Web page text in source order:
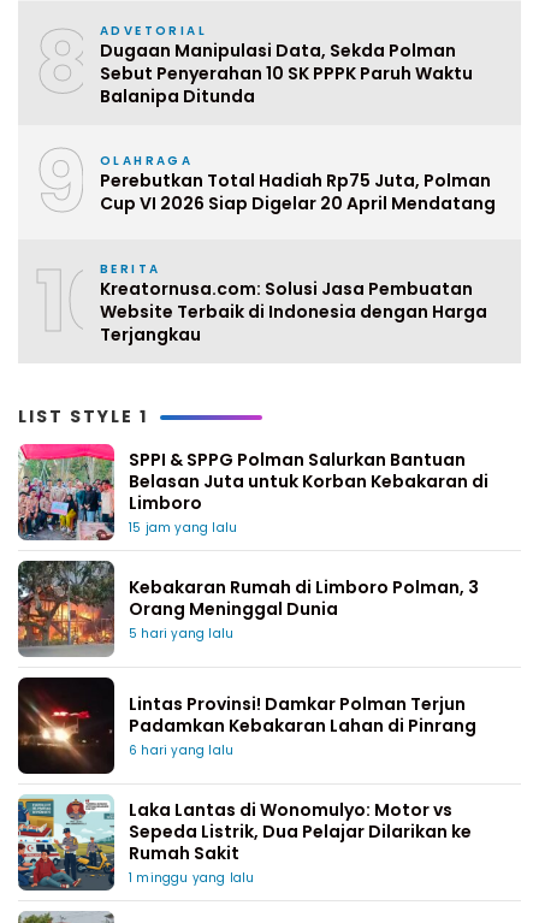
8 ADVETORIAL
Dugaan Manipulasi Data, Sekda Polman
Sebut Penyerahan 10 SK PPPK Paruh Waktu
Balanipa Ditunda
9 OLAHRAGA
Perebutkan Total Hadiah Rp75 Juta, Polman
Cup VI 2026 Siap Digelar 20 April Mendatang
10BERITA
Kreatornusa.com: Solusi Jasa Pembuatan
Website Terbaik di Indonesia dengan Harga
Terjangkau
LIST STYLE 1
SPPI & SPPG Polman Salurkan Bantuan
Belasan Juta untuk Korban Kebakaran di
Limboro
15 jam yang lalu
Kebakaran Rumah di Limboro Polman, 3
Orang Meninggal Dunia
5 hari yang lalu
Lintas Provinsi! Damkar Polman Terjun
Padamkan Kebakaran Lahan di Pinrang
6 hari yang lalu
Laka Lantas di Wonomulyo: Motor vs
Sepeda Listrik, Dua Pelajar Dilarikan ke
Rumah Sakit
1 minggu yang lalu